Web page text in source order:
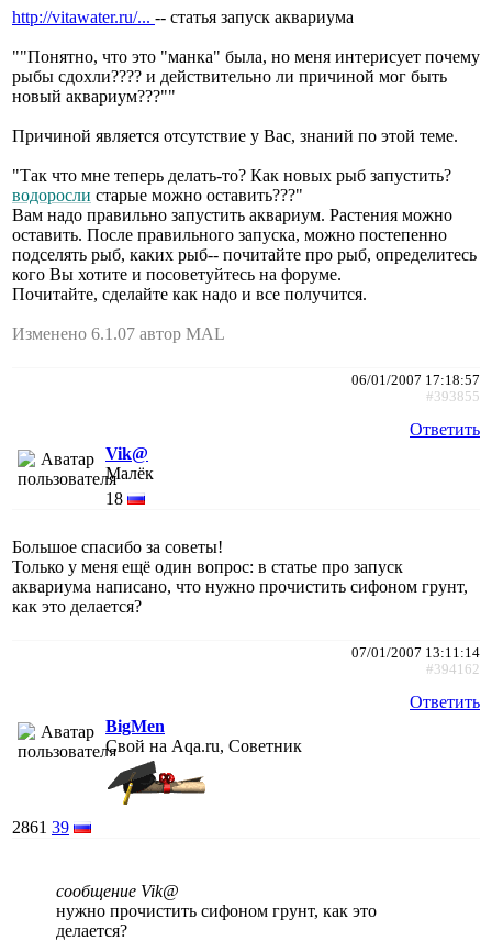
http://vitawater.ru/... -- статья запуск аквариума
""Понятно, что это "манка" была, но меня интерисует почему
рыбы сдохли???? и действительно ли причиной мог быть
новый аквариум???""
Причиной является отсутствие у Вас, знаний по этой теме.
"Так что мне теперь делать-то? Как новых рыб запустить?
водоросли старые можно оставить???"
Вам надо правильно запустить аквариум. Растения можно
оставить. После правильного запуска, можно постепенно
подселять рыб, каких рыб-- почитайте про рыб, определитесь
кого Вы хотите и посоветуйтесь на форуме.
Почитайте, сделайте как надо и все получится.
Изменено 6.1.07 автор MAL
06/01/2007 17:18:57
#393855
Ответить
Vik@
Малёк
18
Большое спасибо за советы!
Только у меня ещё один вопрос: в статье про запуск
аквариума написано, что нужно прочистить сифоном грунт,
как это делается?
07/01/2007 13:11:14
#394162
Ответить
BigMen
Свой на Aqa.ru, Советник
2861 39
сообщение Vik@
нужно прочистить сифоном грунт, как это
делается?